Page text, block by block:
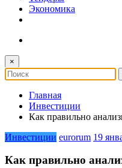
Экономика
×
Главная
Инвестиции
Как правильно
Инвестиции eurorum 19
Как правильно